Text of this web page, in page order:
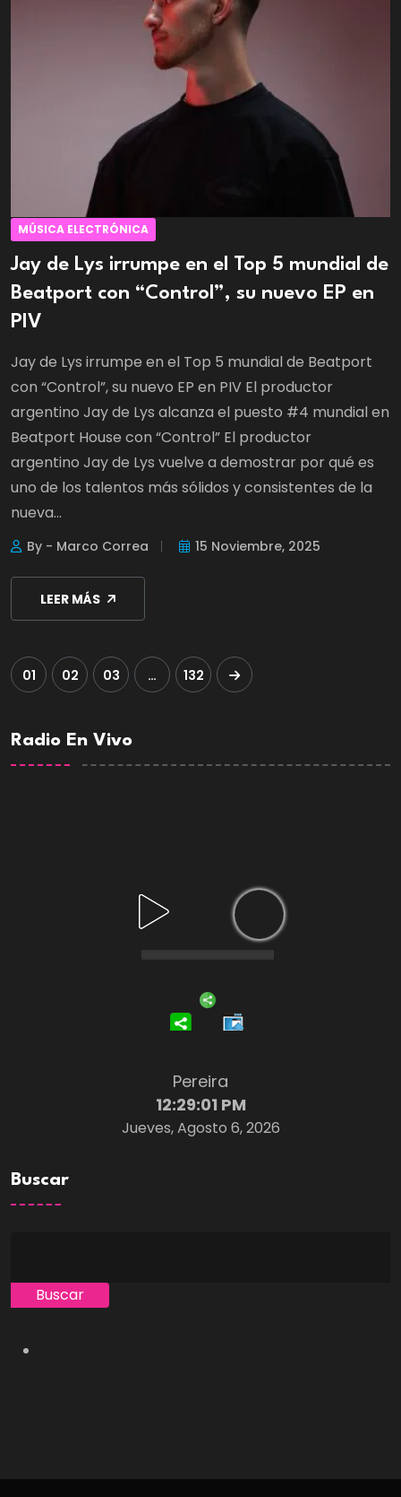
MÚSICA ELECTRÓNICA
Jay de Lys irrumpe en el Top 5 mundial de
Beatport con “Control”, su nuevo EP en
PIV
Jay de Lys irrumpe en el Top 5 mundial de Beatport
con “Control”, su nuevo EP en PIV El productor
argentino Jay de Lys alcanza el puesto #4 mundial en
Beatport House con “Control” El productor
argentino Jay de Lys vuelve a demostrar por qué es
uno de los talentos más sólidos y consistentes de la
nueva...
By - Marco Correa 15 Noviembre, 2025
LEER MÁS
01 02 03 … 132
Radio En Vivo
Pereira
12:29:02 PM
Jueves, Agosto 6, 2026
Buscar
Buscar